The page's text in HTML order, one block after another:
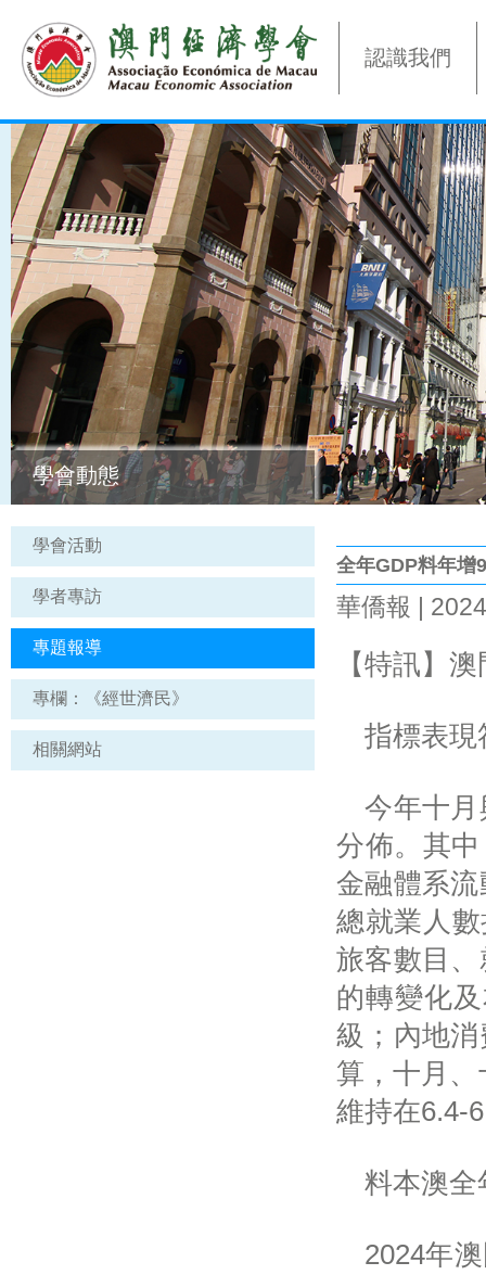
認識我們
學會動態
學會活動
學者專訪
專題報導
專欄：《經世濟民》
相關網站
全年GDP料年增
華僑報 |
【特訊】
指標表現
今年十月
分佈。其
金融體系
總就業人
旅客數目
的轉變化
級；內地
算，十月
維持在6.4-
料本澳全
2024年澳